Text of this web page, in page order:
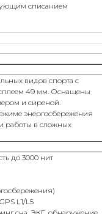
списанием
видов спорта с
49 мм. Оснащены
и сиреной.
энергосбережения
работы в сложных
до 3000 нит
L1/L5